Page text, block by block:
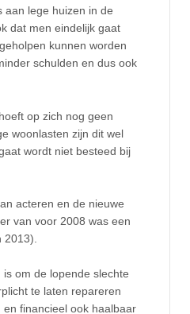
aan lege huizen in de
dat men eindelijk gaat
kunnen worden
schulden en dus ook
op zich nog geen
woonlasten zijn dit wel
wordt niet besteed bij
acteren en de nieuwe
van voor 2008 was een
om de lopende slechte
te laten repareren
financieel ook haalbaar